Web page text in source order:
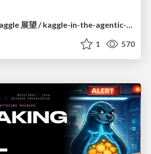
1 570